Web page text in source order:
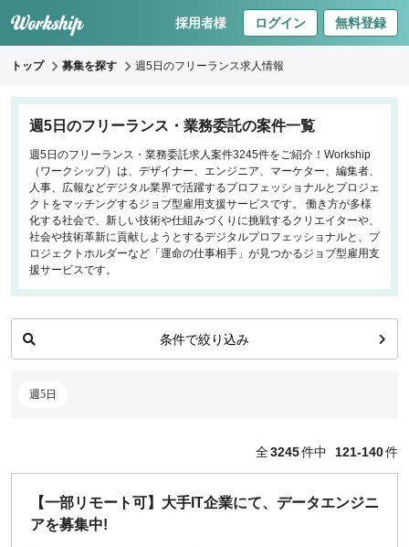
採用者様 ログイン 無料登録
トップ 募集を探す 週5日のフリーランス求人情報
週5日のフリーランス・業務委託の案件一覧
週5日のフリーランス・業務委託求人案件3245件をご紹介！Workship
（ワークシップ）は、デザイナー、エンジニア、マーケター、編集者、
人事、広報などデジタル業界で活躍するプロフェッショナルとプロジェ
クトをマッチングするジョブ型雇用支援サービスです。 働き方が多様
化する社会で、新しい技術や仕組みづくりに挑戦するクリエイターや、
社会や技術革新に貢献しようとするデジタルプロフェッショナルと、プ
ロジェクトホルダーなど「運命の仕事相手」が見つかるジョブ型雇用支
援サービスです。
条件で絞り込み
週5日
キーワードで探す
職種
フロントエンドエンジニア
バックエンドエンジニア
インフラエンジニア
iOS/Androidアプリエンジニア
データサイエンティスト
出社のみ
特徴
全3245件中 121-140件
【一部リモート可】大手IT企業にて、データエンジニ
アを募集中!